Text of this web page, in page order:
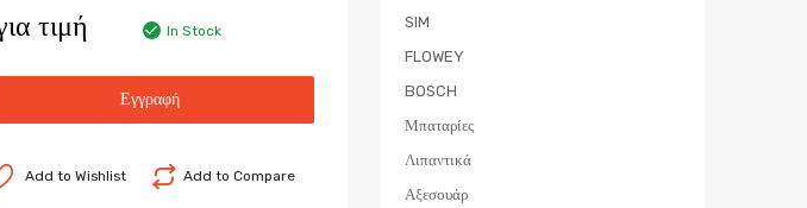
τιμή In Stock
Εγγραφή
Add to Compare
Add to Wishlist
SIM
FLOWEY
BOSCH
Μπαταρίες
Λιπαντικά
Αξεσουάρ